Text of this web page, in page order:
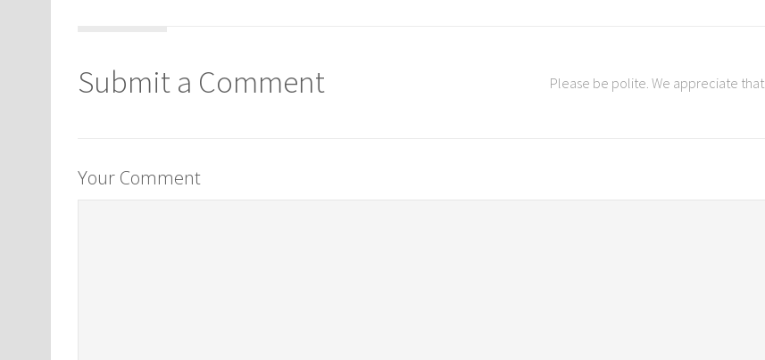
Submit a Comment Please be polite. We appreciate that.
Your Comment